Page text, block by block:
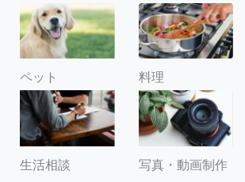
ペット 料理
生活相談 写真・動画制作